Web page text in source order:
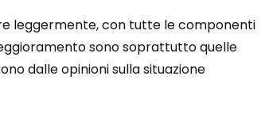
leggermente, con tutte le componenti
sono soprattutto quelle
dalle opinioni sulla situazione